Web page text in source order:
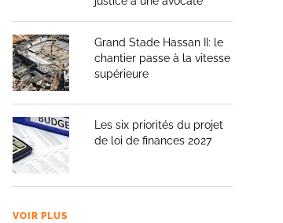
Grand Stade Hassan II: le
chantier passe à la vitesse
supérieure
Les six priorités du projet
de loi de finances 2027
VOIR PLUS